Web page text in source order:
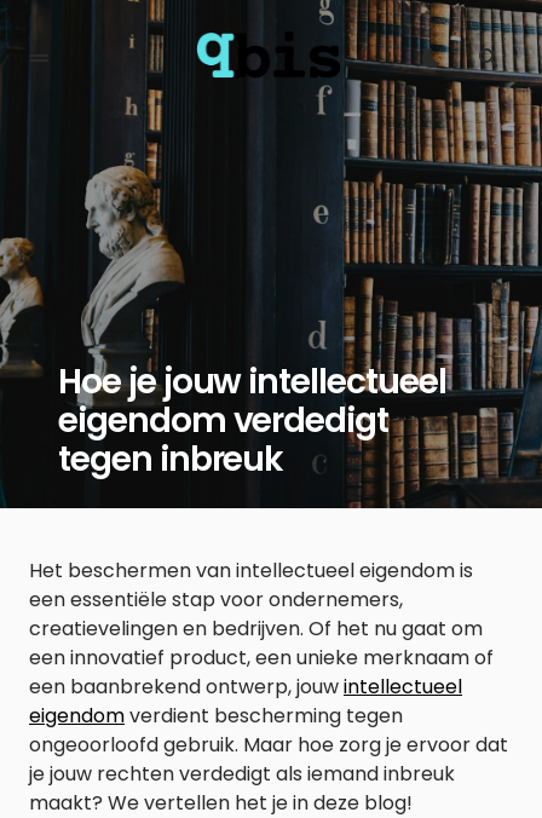
Hoe je jouw intellectueel
eigendom verdedigt
tegen inbreuk
Het beschermen van intellectueel eigendom is
een essentiële stap voor ondernemers,
creatievelingen en bedrijven. Of het nu gaat om
een innovatief product, een unieke merknaam of
een baanbrekend ontwerp, jouwintellectueel
eigendomverdient bescherming tegen
ongeoorloofd gebruik. Maar hoe zorg je ervoor dat
je jouw rechten verdedigt als iemand inbreuk
maakt? We vertellen het je in deze blog!